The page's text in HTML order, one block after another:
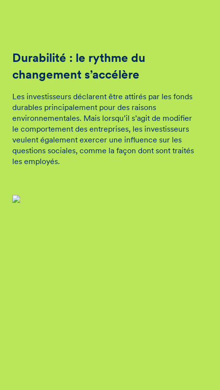
Durabilité : le rythme du
changement s’accélère
Les investisseurs déclarent être attirés par les fonds
durables principalement pour des raisons
environnementales. Mais lorsqu’il s’agit de modifier
le comportement des entreprises, les investisseurs
veulent également exercer une influence sur les
questions sociales, comme la façon dont sont traités
les employés.